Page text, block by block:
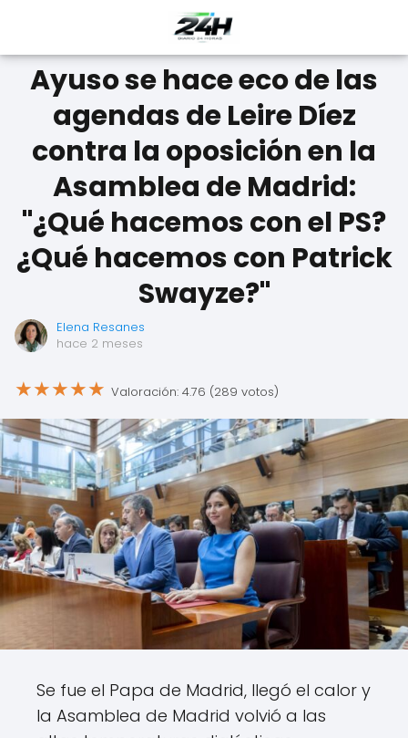
Ayuso se hace eco de las
agendas de Leire Díez
contra la oposición en la
Asamblea de Madrid:
"¿Qué hacemos con el PS?
¿Qué hacemos con Patrick
Swayze?"
Elena Resanes
hace 2 meses
★★★★★ Valoración: 4.76 (289 votos)
Se fue el Papa de Madrid, llegó el calor y
la Asamblea de Madrid volvió a las